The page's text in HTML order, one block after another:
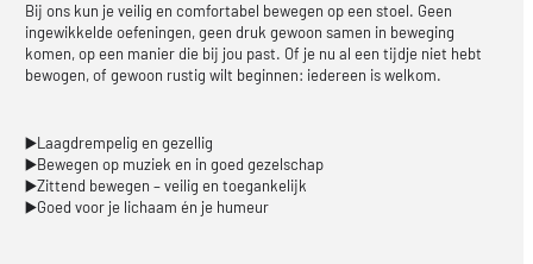
Bij ons kun je veilig en comfortabel bewegen op een stoel. Geen
ingewikkelde oefeningen, geen druk gewoon samen in beweging
komen, op een manier die bij jou past. Of je nu al een tijdje niet hebt
bewogen, of gewoon rustig wilt beginnen: iedereen is welkom.
▶️Laagdrempelig en gezellig
▶️Bewegen op muziek en in goed gezelschap
▶️Zittend bewegen – veilig en toegankelijk
▶️Goed voor je lichaam én je humeur